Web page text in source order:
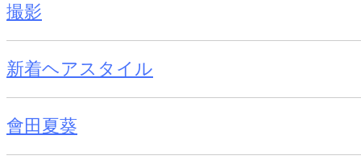
撮影
新着ヘアスタイル
會田夏葵